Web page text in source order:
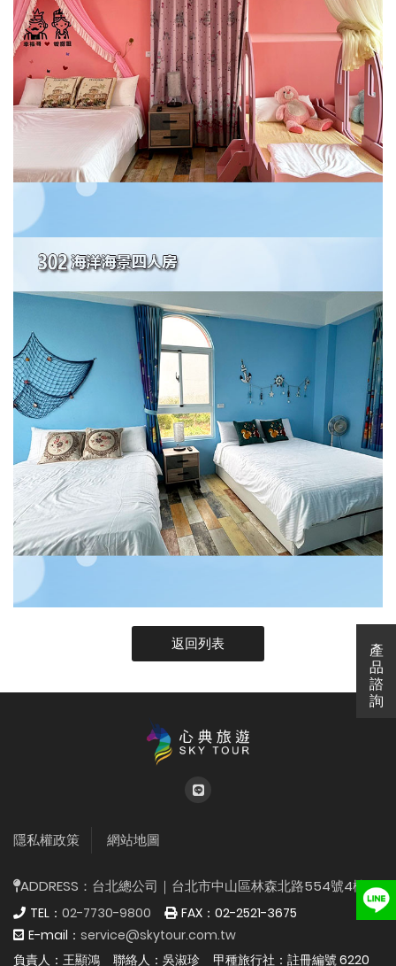
返回列表
隱私權政策 網站地圖
ADDRESS： 台北總公司｜台北市中山區林森北路554號4樓
TEL： 02-7730-9800 FAX： 02-2521-3675
E-mail： service@skytour.com.tw
負責人：王顯鴻
聯絡人：吳淑珍 甲種旅行社：註冊編號 6220
產
產
品
諮
詢